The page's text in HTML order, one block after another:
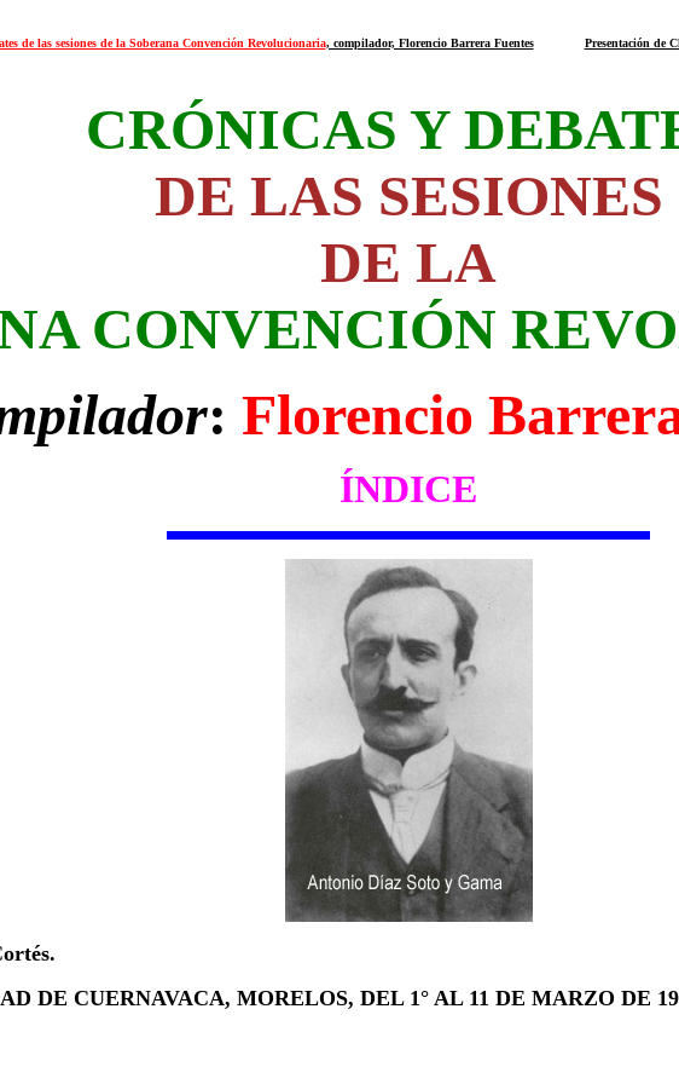
de las sesiones de la Soberana Convención Revolucionaria, compilador, Florencio Barrera Fuentes Presentación de
CRÓNICAS Y
DE LAS SESIONES
DE LA
CONVENCIÓN
: Florencio
ÍNDICE
DE CUERNAVACA, MORELOS, DEL 1° AL 11 DE MARZO DE